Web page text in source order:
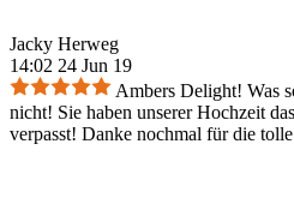
Jacky Herweg
14:02 24 Jun 19
Ambers Delight! Was
nicht! Sie haben unserer Hochzeit
verpasst! Danke nochmal für die